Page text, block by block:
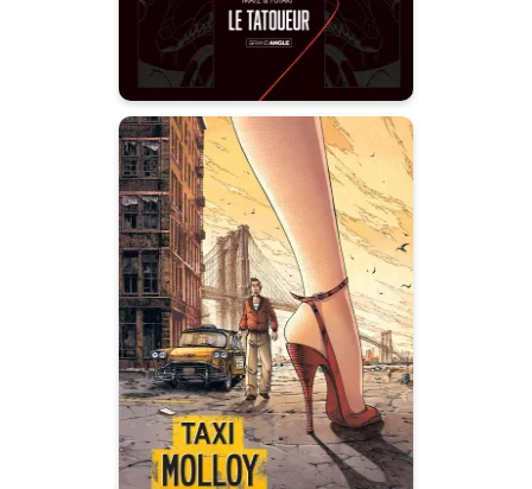
Taxi Molloy -
histoire complète
Date de parution :
27/05/2009